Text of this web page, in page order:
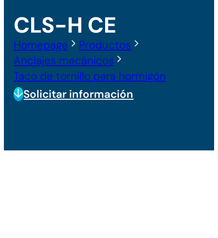
CLS-H CE
Homepage
Productos
Anclajes mecánicos
Taco de tornillo para hormigón
Solicitar información